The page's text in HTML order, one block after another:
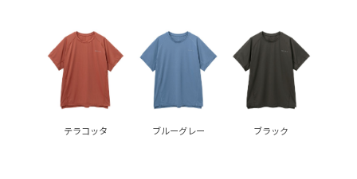
テラコッタ ブルーグレー ブラック